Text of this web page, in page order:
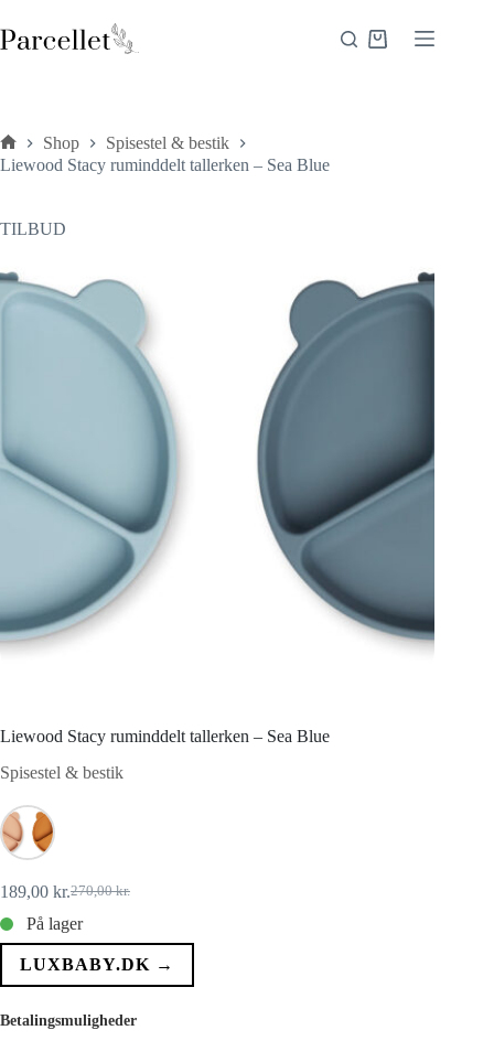
til
indhold
Indkøbskurv
Forside
Shop
Spisestel & bestik
Liewood Stacy ruminddelt tallerken – Sea Blue
TILBUD
Liewood Stacy ruminddelt tallerken – Sea Blue
Spisestel & bestik
270,00kr.
Den
oprindelige
pris
var:
189,00 kr.Den
aktuelle
pris
er:
På lager
LUXBABY.DK →
Betalingsmuligheder